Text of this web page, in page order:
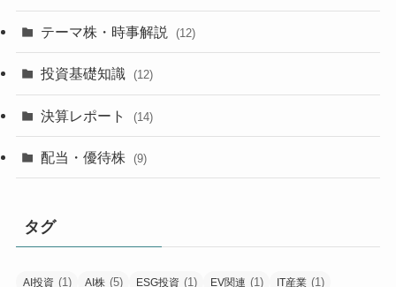
テーマ株・時事解説 (12)
投資基礎知識 (12)
決算レポート (14)
配当・優待株 (9)
タグ
AI投資 (1) AI株 (5) ESG投資 (1) EV関連 (1) IT産業 (1)